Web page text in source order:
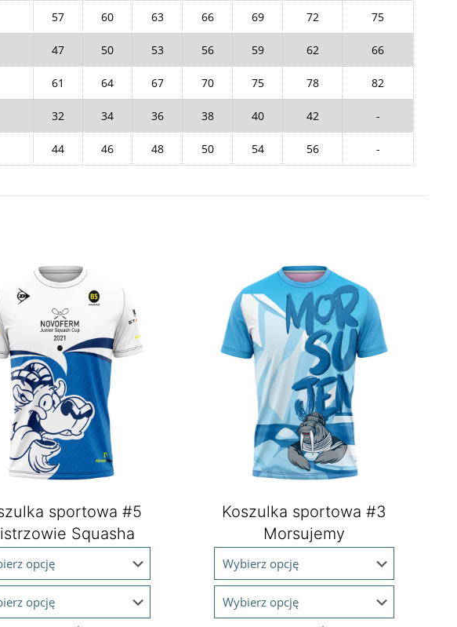
57 60 63 66 69 72 75
47 50 53 56 59 62 66
61 64 67 70 75 78 82
32 34 36 38 40 42 -
44 46 48 50 54 56 -
sportowa #5
Squasha
Koszulka sportowa #3
Morsujemy